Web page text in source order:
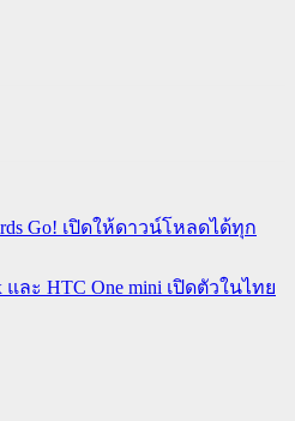
Go! เปิดให้ดาวน์โหลดได้ทุก
และ HTC One mini เปิดตัวในไทย